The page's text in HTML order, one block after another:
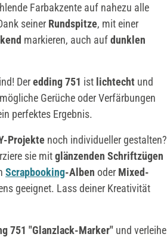
Farbakzente auf nahezu alle
seiner Rundspitze, mit einer
markieren, auch aufdunklen
Deredding 751 ist lichtecht und
Gerüche oder Verfärbungen
perfektes Ergebnis.
Projekte noch individueller gestalten?
sie mitglänzenden Schriftzügen
Scrapbooking-Alben oder Mixed-
geeignet. Lass deiner Kreativität
751 "Glanzlack-Marker" und verleihe